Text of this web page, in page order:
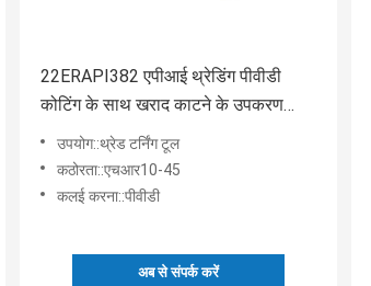
22ERAPI382 एपीआई थ्रेडिंग पीवीडी
कोटिंग के साथ खराद काटने के उपकरण
सम्मिलित करता है
उपयोग::थ्रेड टर्निंग टूल
कठोरता::एचआर10-45
कलई करना::पीवीडी
अब से संपर्क करें